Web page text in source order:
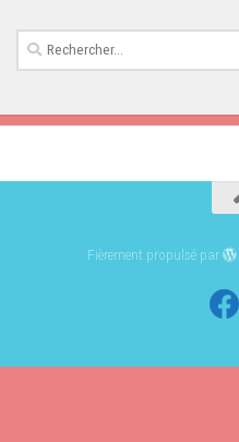
Rechercher :
Fièrement propulsé par